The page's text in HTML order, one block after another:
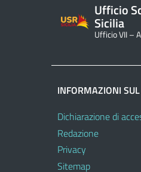
Ufficio
Sicilia
Ufficio VII –
INFORMAZIONI
Dichiarazione di
Redazione
Privacy
Sitemap